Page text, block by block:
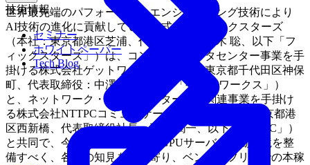
技術情報
セミナー
ホワイトペーパー
Tech Blog
世界最先端のパフォーマンスエンジニアリング技術により
AI技術の進化に貢献している株式会社フィックスターズ
（本社：東京都港区芝浦、代表取締役：三木 聡、以下「フ
ィックスターズ」）は、コンテナ型データセンター事業を手
掛ける株式会社ゲットワークス（本社：東京都千代田区神保
町、代表取締役：中澤 秀則、以下「ゲットワークス」）
と、ネットワーク・データセンター・AI関連事業を手掛け
る株式会社NTTPCコミュニケーションズ（本社：東京都港
区西新橋、代表取締役社長：工藤 潤一、以下「NTTPC」）
と共同で、今後主流となる水冷GPUサーバの稼働環境を整
備すべく、各社の知見を持ち寄り、ベンダーフリーでの本稼